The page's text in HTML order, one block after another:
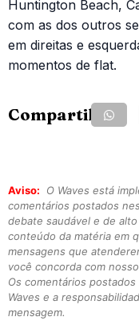
Huntington Beach,
com as dos outros
em direitas e
momentos de flat.
Compartilhe:
Aviso:
O Waves está
comentários postados
debate saudável e de
conteúdo da matéria em
mensagens que
você concorda com
Os comentários
Waves e a
mensagem.